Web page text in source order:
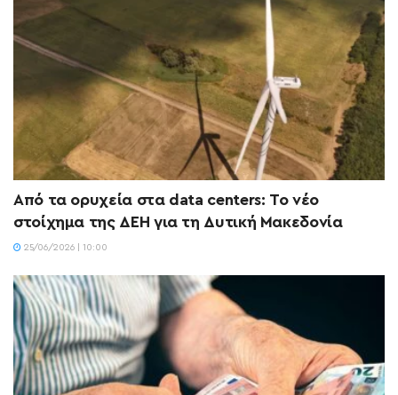
Από τα ορυχεία στα data centers: Το νέο
στοίχημα της ΔΕΗ για τη Δυτική Μακεδονία
25/06/2026 | 10:00